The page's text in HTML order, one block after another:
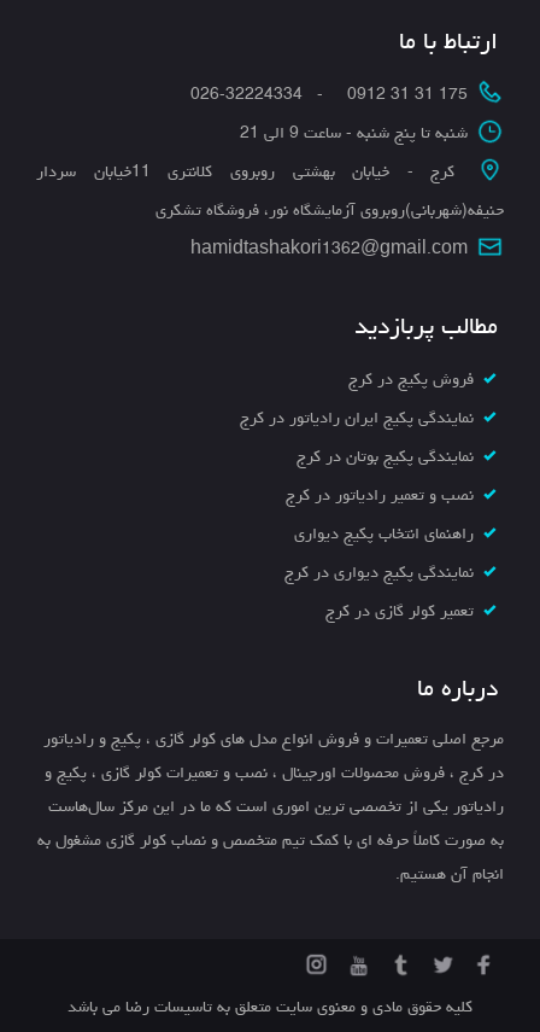
ارتباط با ما
175 31 31 0912 - 026-32224334
شنبه تا پنج شنبه - ساعت 9 الی 21
کرج - خیابان بهشتی روبروی کلانتری 11خیابان سردار
حنیفه(شهربانی)روبروی آزمایشگاه نور، فروشگاه تشکری
hamidtashakori1362@gmail.com
مطالب پربازدید
فروش پکیج در کرج
نمایندگی پکیج ایران رادیاتور در کرج
نمایندگی پکیج بوتان در کرج
نصب و تعمیر رادیاتور در کرج
راهنمای انتخاب پکیج دیواری
نمایندگی پکیج دیواری در کرج
تعمیر کولر گازی در کرج
درباره ما
مرجع اصلی تعمیرات و فروش انواع مدل های کولر گازی ، پکیج و رادیاتور
در کرج ، فروش محصولات اورجینال ، نصب و تعمیرات کولر گازی ، پکیج و
رادیاتور یکی از تخصصی ترین اموری است که ما در این مرکز سال‌هاست
به صورت کاملاً حرفه ای با کمک تیم متخصص و نصاب کولر گازی مشغول به
انجام آن هستیم.
کلیه حقوق مادی و معنوی سایت متعلق به تاسیسات رضا می باشد